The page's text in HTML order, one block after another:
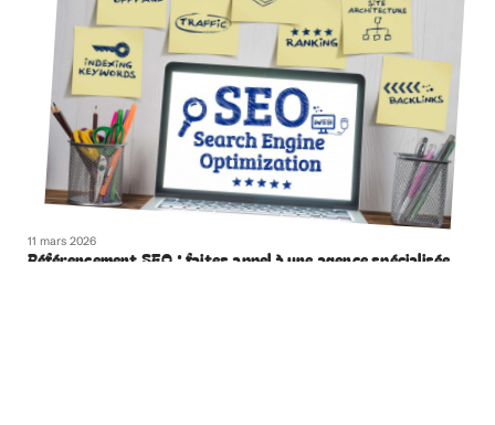
11 mars 2026
Référencement SEO : faites appel à une agence spécialisée